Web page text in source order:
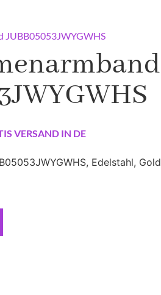
JUBB05053JWYGWHS
VERSAND IN DE
Edelstahl, Gold